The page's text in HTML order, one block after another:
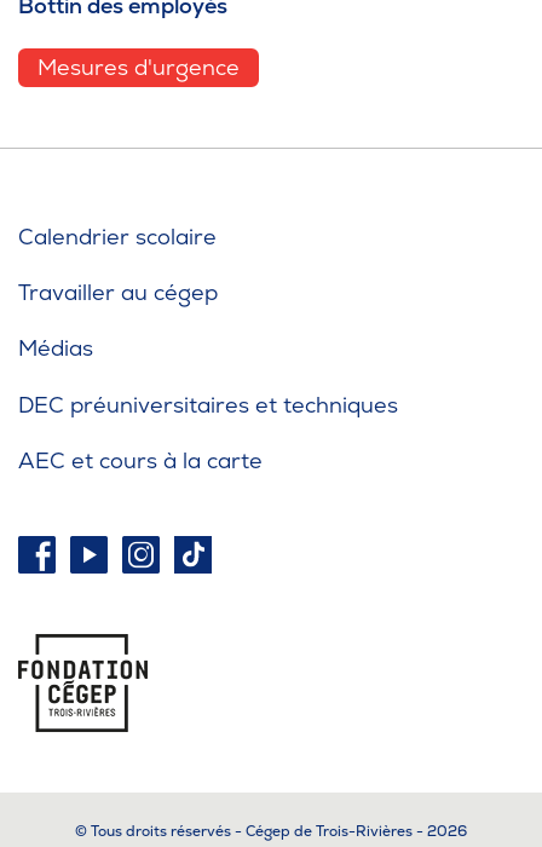
Mesures d'urgence
Calendrier scolaire
Travailler au cégep
Médias
DEC préuniversitaires et techniques
AEC et cours à la carte
© Tous droits réservés - Cégep de Trois-Rivières - 2026